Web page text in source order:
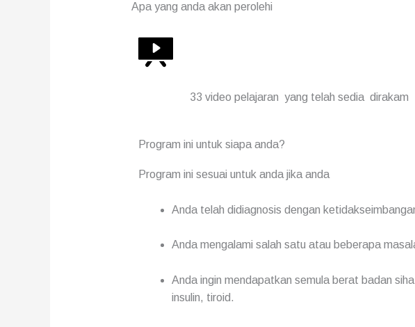
Apa yang anda akan perolehi
33 video pelajaran yang telah sedia dirakam
Program ini untuk siapa anda?
Program ini sesuai untuk anda jika anda
Anda telah didiagnosis dengan
Anda mengalami salah satu atau beberapa
Anda ingin mendapatkan semula berat badan
insulin, tiroid.